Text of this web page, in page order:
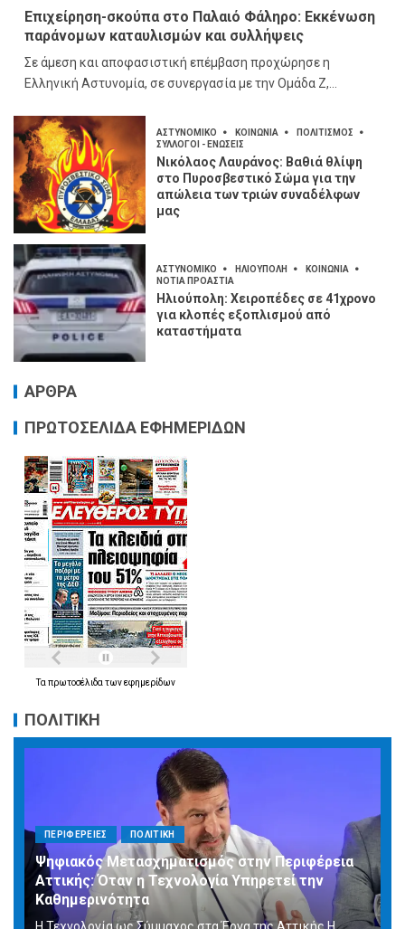
Επιχείρηση-σκούπα στο Παλαιό Φάληρο: Εκκένωση
παράνομων καταυλισμών και συλλήψεις
Σε άμεση και αποφασιστική επέμβαση προχώρησε η
Ελληνική Αστυνομία, σε συνεργασία με την Ομάδα Ζ,...
ΑΣΤΥΝΟΜΙΚΟ ΚΟΙΝΩΝΙΑ
ΠΟΛΙΤΙΣΜΟΣ
ΣΥΛΛΟΓΟΙ - ΕΝΩΣΕΙΣ
Νικόλαος Λαυράνος: Βαθιά θλίψη
στο Πυροσβεστικό Σώμα για την
απώλεια των τριών συναδέλφων
μας
ΑΣΤΥΝΟΜΙΚΟ ΗΛΙΟΥΠΟΛΗ
ΚΟΙΝΩΝΙΑ
ΝΟΤΙΑ ΠΡΟΑΣΤΙΑ
Ηλιούπολη: Χειροπέδες σε 41χρονο
για κλοπές εξοπλισμού από
καταστήματα
ΑΡΘΡΑ
ΠΡΩΤΟΣΕΛΙΔΑ ΕΦΗΜΕΡΙΔΩΝ
Τα πρωτοσέλιδα τωνεφημερίδων
ΠΟΛΙΤΙΚΗ
ΠΕΡΙΦΕΡΕΙΕΣ ΠΟΛΙΤΙΚΗ
Ψηφιακός Μετασχηματισμός στην Περιφέρεια
Αττικής: Όταν η Τεχνολογία Υπηρετεί την
Καθημερινότητα
Η Τεχνολογία ως Σύμμαχος στα Έργα της Αττικής Η